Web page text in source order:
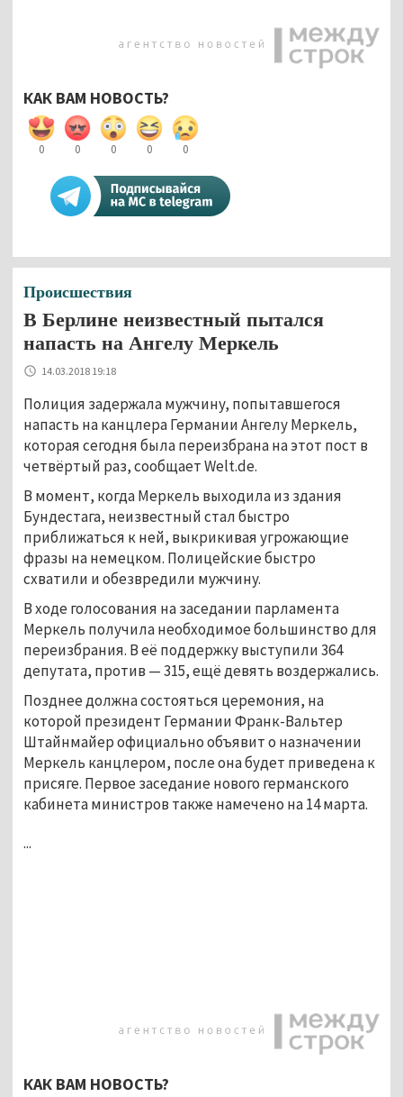
КАК ВАМ НОВОСТЬ?
0 0 0 0 0
Происшествия
В Берлине неизвестный пытался
напасть на Ангелу Меркель
14.03.2018 19:18
Полиция задержала мужчину, попытавшегося
напасть на канцлера Германии Ангелу Меркель,
которая сегодня была переизбрана на этот пост в
четвёртый раз, сообщает Welt.de.
В момент, когда Меркель выходила из здания
Бундестага, неизвестный стал быстро
приближаться к ней, выкрикивая угрожающие
фразы на немецком. Полицейские быстро
схватили и обезвредили мужчину.
В ходе голосования на заседании парламента
Меркель получила необходимое большинство для
переизбрания. В её поддержку выступили 364
депутата, против — 315, ещё девять воздержались.
Позднее должна состояться церемония, на
которой президент Германии Франк-Вальтер
Штайнмайер официально объявит о назначении
Меркель канцлером, после она будет приведена к
присяге. Первое заседание нового германского
кабинета министров также намечено на 14 марта.
...
КАК ВАМ НОВОСТЬ?